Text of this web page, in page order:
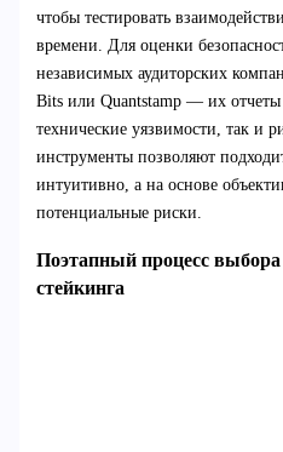
чтобы тестировать
времени. Для оценки
независимых аудиторских
Bits или Quantstamp — их отчеты
технические уязвимости, так и
инструменты позволяют
интуитивно, а на основе
потенциальные риски.
Поэтапный процесс
стейкинга